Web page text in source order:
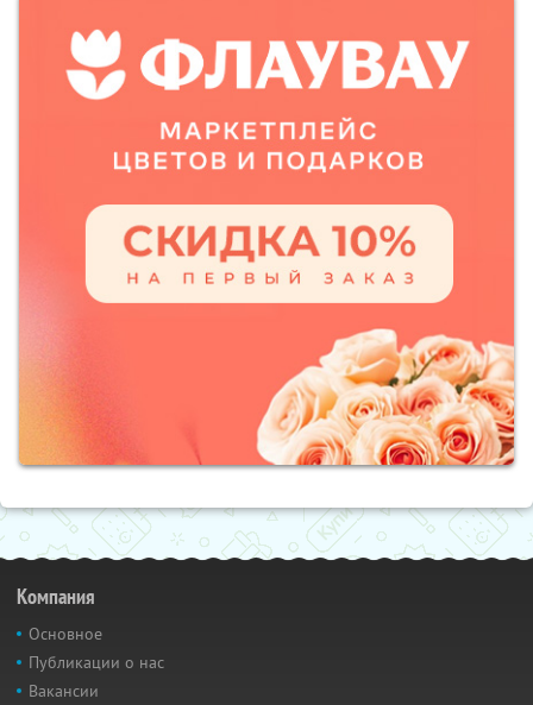
Компания
Основное
Публикации о нас
Вакансии